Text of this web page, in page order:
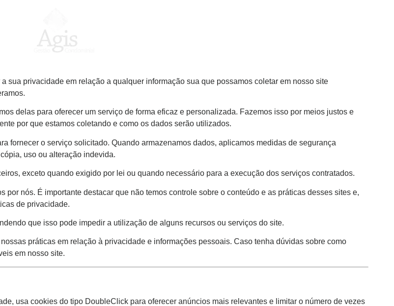
a sua privacidade em relação a qualquer informação sua que possamos coletar em nosso site
delas para oferecer um serviço de forma eficaz e personalizada. Fazemos isso por meios justos e
por que estamos coletando e como os dados serão utilizados.
fornecer o serviço solicitado. Quando armazenamos dados, aplicamos medidas de segurança
uso ou alteração indevida.
exceto quando exigido por lei ou quando necessário para a execução dos serviços contratados.
nós. É importante destacar que não temos controle sobre o conteúdo e as práticas desses sites e,
de privacidade.
que isso pode impedir a utilização de alguns recursos ou serviços do site.
práticas em relação à privacidade e informações pessoais. Caso tenha dúvidas sobre como
em nosso site.
usa cookies do tipo DoubleClick para oferecer anúncios mais relevantes e limitar o número de vezes